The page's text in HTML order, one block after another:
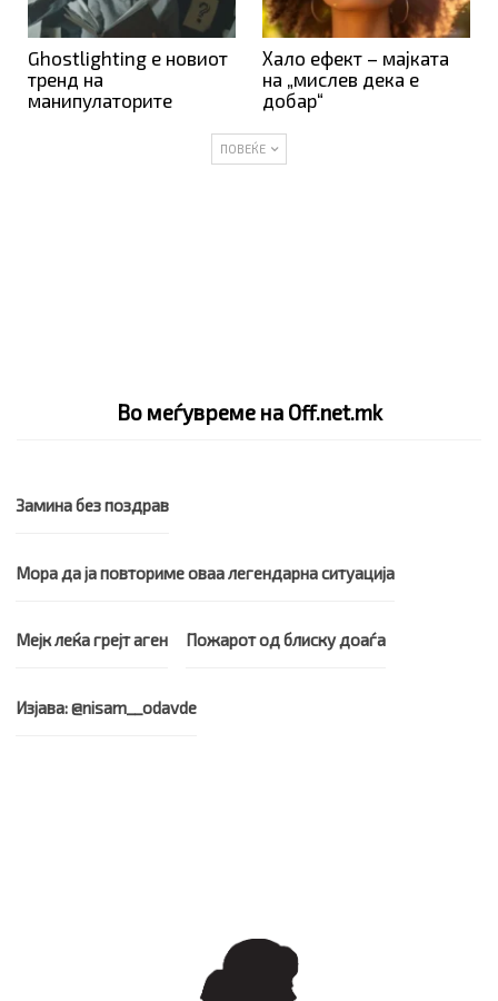
Ghostlighting е новиот
тренд на
манипулаторите
Хало ефект – мајката
на „мислев дека е
добар“
ПОВЕЌЕ
Во меѓувреме на Off.net.mk
Замина без поздрав
Мора да ја повториме оваа легендарна ситуација
Мејк леќа грејт аген Пожарот од блиску доаѓа
Изјава: @nisam__odavde